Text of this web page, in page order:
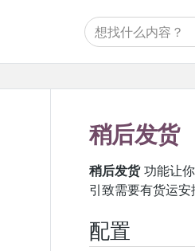
稍后发货
稍后发货功能让
引致需要有货运安
配置